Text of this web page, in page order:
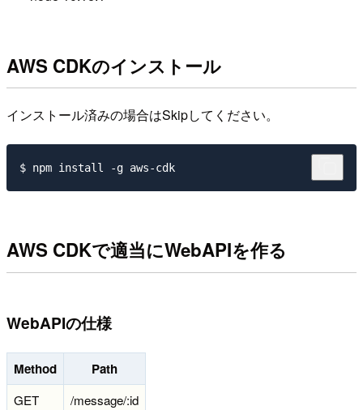
AWS CDKのインストール
インストール済みの場合はSkipしてください。
AWS CDKで適当にWebAPIを作る
WebAPIの仕様
Method Path
GET /message/:id